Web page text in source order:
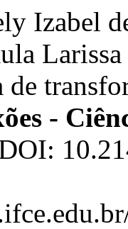
Izabel
Larissa
de
-